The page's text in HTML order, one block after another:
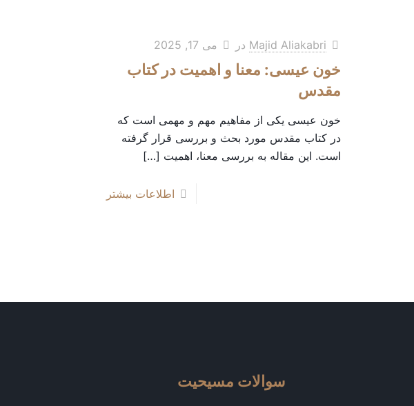
Majid Aliakabri در می 17, 2025
خون عیسی: معنا و اهمیت در کتاب
مقدس
خون عیسی یکی از مفاهیم مهم و مهمی است که
در کتاب مقدس مورد بحث و بررسی قرار گرفته
است. این مقاله به بررسی معنا، اهمیت […]
اطلاعات بیشتر
سوالات مسیحیت